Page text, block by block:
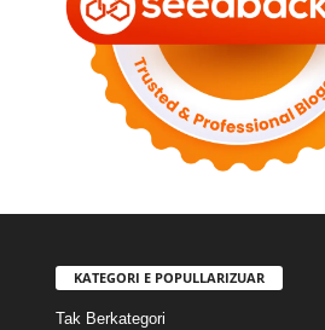
KATEGORI E POPULLARIZUAR
Tak Berkategori